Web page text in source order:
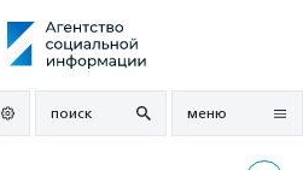
поиск меню